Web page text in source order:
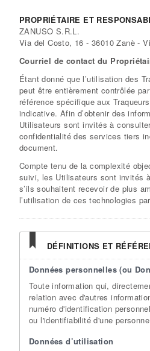
PROPRIÉTAIRE ET
ZANUSO S.R.L.
Via del Costo, 16 - 36010 Zanè -
Courriel de contact du
Étant donné que l’utilisation des
peut être entièrement contrôlée
référence spécifique aux
indicative. Afin d’obtenir des
Utilisateurs sont invités à
confidentialité des services tiers
document.
Compte tenu de la complexité
suivi, les Utilisateurs sont invités
s’ils souhaitent recevoir de plus
l’utilisation de ces technologies
DÉFINITIONS ET
Données personnelles (ou
Toute information qui,
relation avec d'autres
numéro d'identification
ou l'identifiabilité d'une
Données d’utilisation